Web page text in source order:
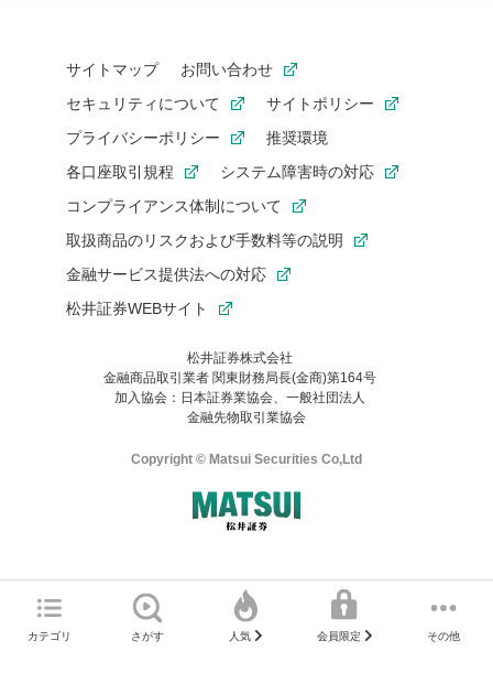
カテゴリ さがす 人気 会員限定 その他
サイトマップ
お問い合わせ
セキュリティについて
サイトポリシー
プライバシーポリシー
推奨環境
各口座取引規程
システム障害時の対応
コンプライアンス体制について
取扱商品のリスクおよび手数料等の説明
金融サービス提供法への対応
松井証券WEBサイト
松井証券株式会社
金融商品取引業者 関東財務局長(金商)第164号
加入協会：日本証券業協会、一般社団法人
金融先物取引業協会
Copyright © Matsui Securities Co,Ltd
マネーサテライトのWEBサイトへようこそ
直前にご覧いただいていたWEBサイトは、当社が作成したもので
ご利用の環境(Internet Explorer)は、本サイトの推奨環境外のた
め、
一部の機能が正常に動作しない可能性があります。
お気に入り機能は松井証券の会員限定の機能です。
お気に入り登録いただくと、後からいつでもお気に入りのコンテ
ンツを一覧でご確認いただけます。
ご利用いただくには口座開設が必要です。
はご利用の端末で一度ログインしてください。
ログイン